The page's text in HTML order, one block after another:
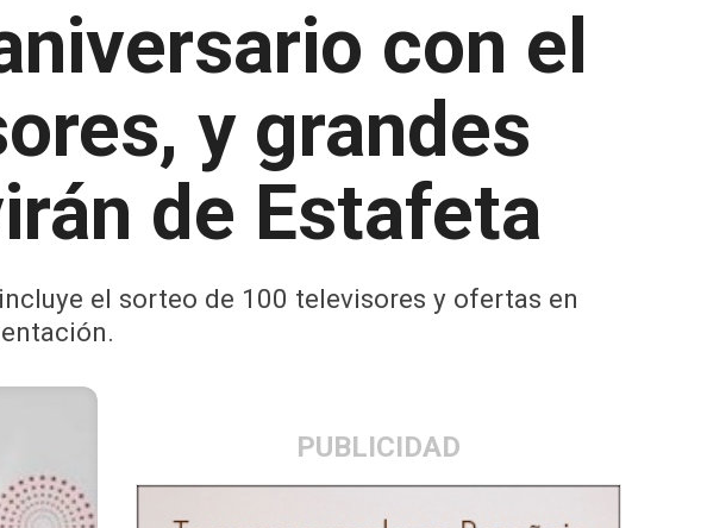
con el
y grandes
de Estafeta
el sorteo de 100 televisores y ofertas en
PUBLICIDAD